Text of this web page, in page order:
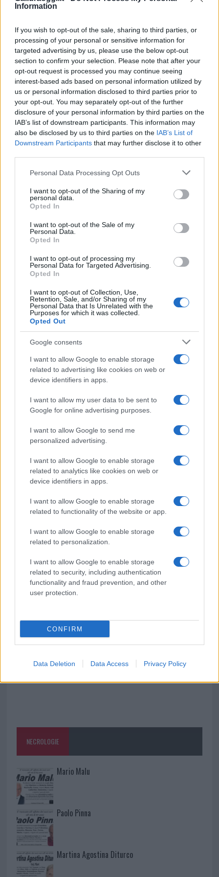
Information
If you wish to opt-out of the sale, sharing to third parties, or
processing of your personal or sensitive information for
targeted advertising by us, please use the below opt-out
section to confirm your selection. Please note that after your
opt-out request is processed you may continue seeing
interest-based ads based on personal information utilized by
us or personal information disclosed to third parties prior to
your opt-out. You may separately opt-out of the further
disclosure of your personal information by third parties on the
IAB’s list of downstream participants. This information may
also be disclosed by us to third parties on the IAB’s List of
Downstream Participants that may further disclose it to other
Please note that this website/app uses one or more Google
not limited to your visit or usage behaviour. You may click to
grant or deny consent to Google and its third-party tags to
use your data for below specified purposes in below Google
consent section.
Personal Data Processing Opt Outs
I want to opt-out of the Sharing of my
personal data.
Opted In
I want to opt-out of the Sale of my
Personal Data.
Opted In
I want to opt-out of processing my
Personal Data for Targeted Advertising.
Opted In
I want to opt-out of Collection, Use,
Retention, Sale, and/or Sharing of my
Personal Data that Is Unrelated with the
Purposes for which it was collected.
Opted Out
Google consents
I want to allow Google to enable storage
related to advertising like cookies on web or
device identifiers in apps.
I want to allow my user data to be sent to
Google for online advertising purposes.
I want to allow Google to send me
personalized advertising.
I want to allow Google to enable storage
related to analytics like cookies on web or
device identifiers in apps.
I want to allow Google to enable storage
related to functionality of the website or app.
I want to allow Google to enable storage
related to personalization.
I want to allow Google to enable storage
related to security, including authentication
functionality and fraud prevention, and other
user protection.
CONFIRM
Data Deletion Data Access Privacy Policy
Inviaci le tue segnalazioni,
i tuoi video e le tue foto
Su WhatsApp al numero +39
345 356 7512
Google News
F
a
ce
b
o
o
k
T
w
it
te
r
Pi
n
te
re
st
h
at
s
A
p
p
h
a
re
Articolo precedente
NOTIZIE RECENTI
Tre milioni di euro dalla Provincia Gallura per
nuove aule nelle scuole di Olbia
Incidente sulla provinciale 125, paura tra Olbia e
Arzachena
Incidente sulla strada provinciale ad Arzachena,
Sangue, musica e solidarietà con Avis Olbia al
Salmo finisce in ospedale a Catania, ma il tour
va avanti: “Sicilia, ci sono”
NECROLOGIE
Mario Malu
Paolo Pinna
Martina Agostina Diturco